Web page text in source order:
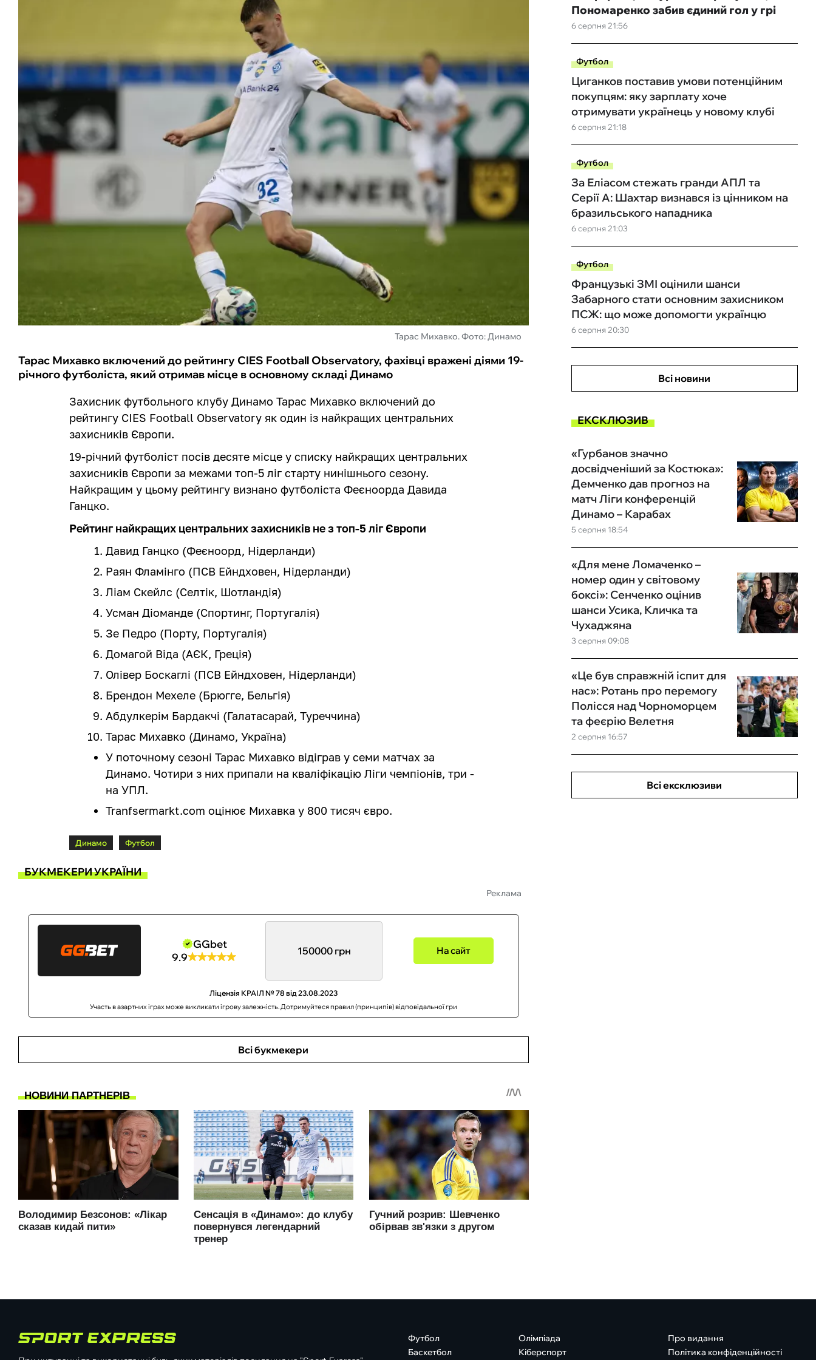
Тарас Михавко. Фото: Динамо
Тарас Михавко включений до рейтингу CIES Football Observatory, фахівці вражені діями 19-
річного футболіста, який отримав місце в основному складі Динамо
Захисник футбольного клубу Динамо Тарас Михавко включений до
рейтингу CIES Football Observatory як один із найкращих центральних
захисників Європи.
19-річний футболіст посів десяте місце у списку найкращих центральних
захисників Європи за межами топ-5 ліг старту нинішнього сезону.
Найкращим у цьому рейтингу визнано футболіста Феєноорда Давида
Ганцко.
Рейтинг найкращих центральних захисників не з топ-5 ліг Європи
Давид Ганцко (Феєноорд, Нідерланди)
Раян Фламінго (ПСВ Ейндховен, Нідерланди)
Ліам Скейлс (Селтік, Шотландія)
Усман Діоманде (Спортинг, Португалія)
Зе Педро (Порту, Португалія)
Домагой Віда (АЄК, Греція)
Олівер Боскаглі (ПСВ Ейндховен, Нідерланди)
Брендон Мехеле (Брюгге, Бельгія)
Абдулкерім Бардакчі (Галатасарай, Туреччина)
Тарас Михавко (Динамо, Україна)
У поточному сезоні Тарас Михавко відіграв у семи матчах за
Динамо. Чотири з них припали на кваліфікацію Ліги чемпіонів, три -
на УПЛ.
Tranfsermarkt.com оцінює Михавка у 800 тисяч євро.
Динамо Футбол
БУКМЕКЕРИ УКРАЇНИ
Реклама
GGbet
9.9
150000 грн На сайт
Ліцензія КРАІЛ № 78 від 23.08.2023
Участь в азартних іграх може викликати ігрову залежність. Дотримуйтеся правил (принципів) відповідальної гри
Всі букмекери
6 серпня 21:56
Пономаренко забив єдиний гол у грі
Футбол
6 серпня 21:18
Циганков поставив умови потенційним
покупцям: яку зарплату хоче
отримувати українець у новому клубі
Футбол
6 серпня 21:03
За Еліасом стежать гранди АПЛ та
Серії А: Шахтар визнався із цінником на
бразильського нападника
Футбол
6 серпня 20:30
Французькі ЗМІ оцінили шанси
Забарного стати основним захисником
ПСЖ: що може допомогти українцю
Всі новини
ЕКСКЛЮЗИВ
5 серпня 18:54
«Гурбанов значно
досвідченіший за Костюка»:
Демченко дав прогноз на
матч Ліги конференцій
Динамо – Карабах
3 серпня 09:08
«Для мене Ломаченко –
номер один у світовому
боксі»: Сенченко оцінив
шанси Усика, Кличка та
Чухаджяна
2 серпня 16:57
«Це був справжній іспит для
нас»: Ротань про перемогу
Полісся над Чорноморцем
та феєрію Велетня
Всі ексклюзиви
Футбол
Баскетбол
Олімпіада
Кіберспорт
Про видання
Політика конфіденційності